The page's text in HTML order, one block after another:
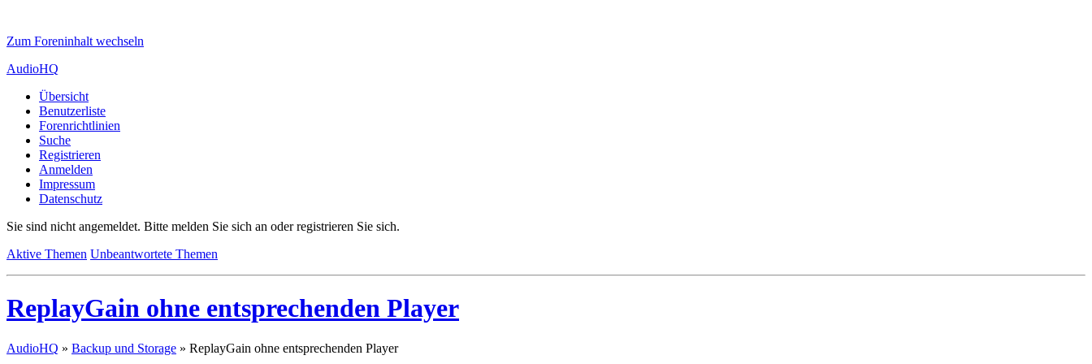
Zum Foreninhalt wechseln
AudioHQ
Übersicht
Benutzerliste
Forenrichtlinien
Suche
Registrieren
Anmelden
Impressum
Datenschutz
Sie sind nicht angemeldet. Bitte melden Sie sich an oder registrieren Sie sich.
Aktive Themen Unbeantwortete Themen
ReplayGain ohne entsprechenden Player
AudioHQ » Backup und Storage » ReplayGain ohne entsprechenden Player